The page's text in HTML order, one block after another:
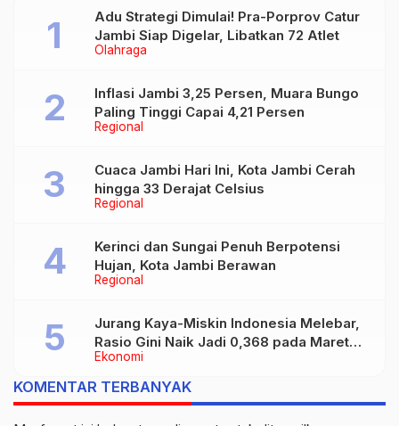
Olahraga
Adu Strategi Dimulai! Pra-Porprov Catur
Jambi Siap Digelar, Libatkan 72 Atlet
Regional
Inflasi Jambi 3,25 Persen, Muara Bungo
Paling Tinggi Capai 4,21 Persen
Regional
Cuaca Jambi Hari Ini, Kota Jambi Cerah
hingga 33 Derajat Celsius
Regional
Kerinci dan Sungai Penuh Berpotensi
Hujan, Kota Jambi Berawan
Ekonomi
Jurang Kaya-Miskin Indonesia Melebar,
Rasio Gini Naik Jadi 0,368 pada Maret
2026
KOMENTAR TERBANYAK